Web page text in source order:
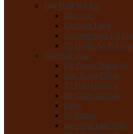
Nội Thất Trẻ Em
Bàn Học
Giường Tầng
Giường Ngủ Trẻ Em
Tủ Quần Áo Trẻ Em
Nội thất khác
Đồ Decor Trang Trí
Bàn Trang Điểm
Tủ Đầu Giường
Bộ Chăn Ga Gối
Đệm
Tủ Rượu
Bàn Ghế Làm Việc